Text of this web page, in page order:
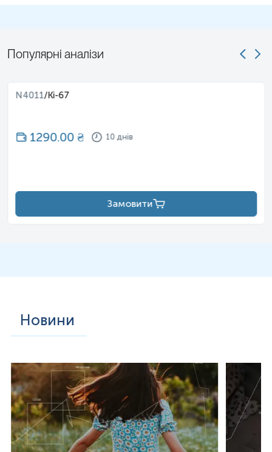
Популярні аналізи
N4011/Ki-67
1290.00₴ 10 днів
Замовити
Новини